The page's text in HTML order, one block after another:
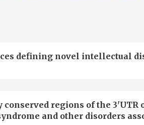
defining novel intellectual
regions of the
and other disorders